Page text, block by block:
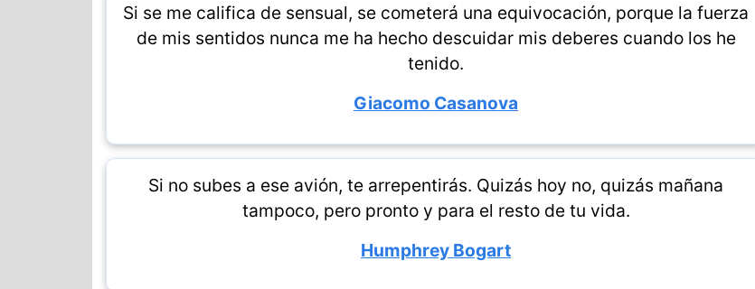
Si se me califica de sensual, se cometerá una equivocación, porque la fuerza
de mis sentidos nunca me ha hecho descuidar mis deberes cuando los he
tenido.
Giacomo Casanova
Si no subes a ese avión, te arrepentirás. Quizás hoy no, quizás mañana
tampoco, pero pronto y para el resto de tu vida.
Humphrey Bogart